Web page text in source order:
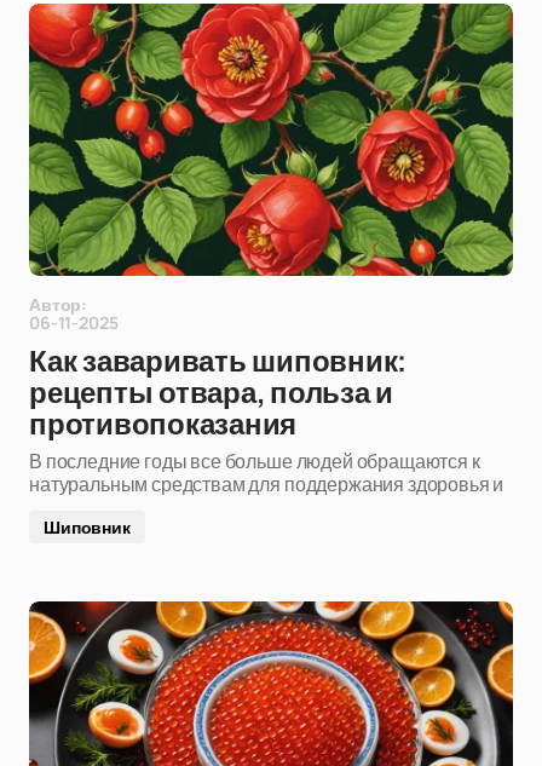
Автор:
06-11-2025
Как заваривать шиповник:
рецепты отвара, польза и
противопоказания
В последние годы все больше людей обращаются к
натуральным средствам для поддержания здоровья и
Шиповник